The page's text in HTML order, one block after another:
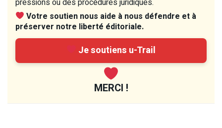
Votre soutien nous aide à nous défendre et à
préserver notre liberté éditoriale.
Je soutiens u-Trail
MERCI !